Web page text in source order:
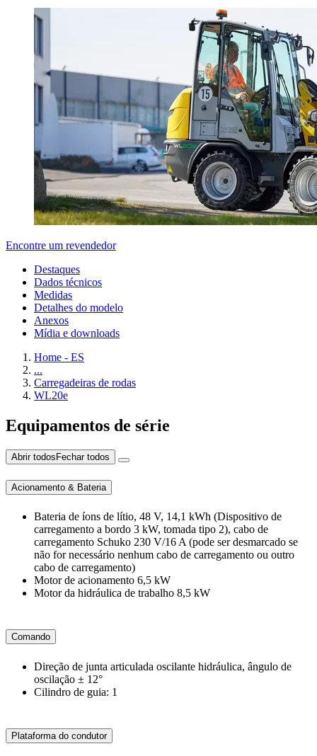
Encontre um revendedor
Destaques
Dados técnicos
Medidas
Detalhes do modelo
Anexos
Mídia e downloads
Home - ES
...
Carregadeiras de rodas
WL20e
Equipamentos de série
Abrir todos Fechar todos
Acionamento & Bateria
Bateria de íons de lítio, 48 V, 14,1 kWh (Dispositivo de
carregamento a bordo 3 kW, tomada tipo 2), cabo de
carregamento Schuko 230 V/16 A (pode ser desmarcado se
não for necessário nenhum cabo de carregamento ou outro
cabo de carregamento)
Motor de acionamento 6,5 kW
Motor da hidráulica de trabalho 8,5 kW
Comando
Direção de junta articulada oscilante hidráulica, ângulo de
oscilação ± 12°
Cilindro de guia: 1
Plataforma do condutor